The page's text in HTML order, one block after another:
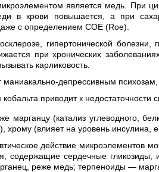
является медь. При
в крови повышается, а при
с определением СОЕ (Roe).
гипертонической
при хронических
карликовость.
маниакально-депрессивным
приводит к недостаточности
марганцу (катализ углеводного,
хрому (влияет на уровень инсулина,
действие микроэлементов
содержащие сердечные
реже медь; терпеноиды —